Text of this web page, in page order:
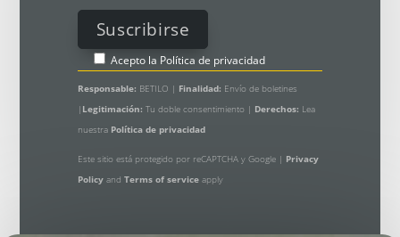
Acepto la Política de privacidad
Responsable: BETILO | Finalidad: Envío de boletines
| Legitimación: Tu doble consentimiento | Derechos: Lea
nuestra Política de privacidad
Este sitio está protegido por reCAPTCHA y Google | Privacy
Policy and Terms of serviceapply